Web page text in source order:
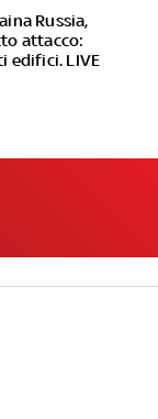
Russia,
attacco:
edifici. LIVE